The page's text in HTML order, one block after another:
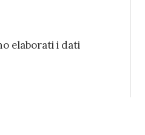
elaborati i dati